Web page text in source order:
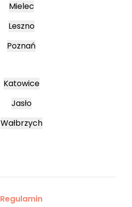
Mielec
Leszno
Poznań
Katowice
Jasło
Wałbrzych
Regulamin